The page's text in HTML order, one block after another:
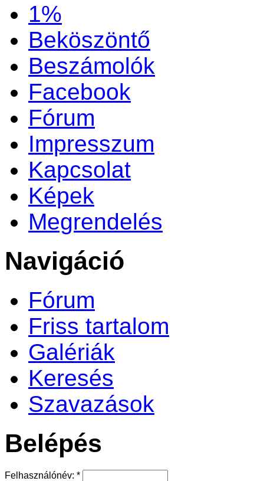
1%
Beköszöntő
Beszámolók
Facebook
Fórum
Impresszum
Kapcsolat
Képek
Megrendelés
Navigáció
Fórum
Friss tartalom
Galériák
Keresés
Szavazások
Belépés
Felhasználónév: *